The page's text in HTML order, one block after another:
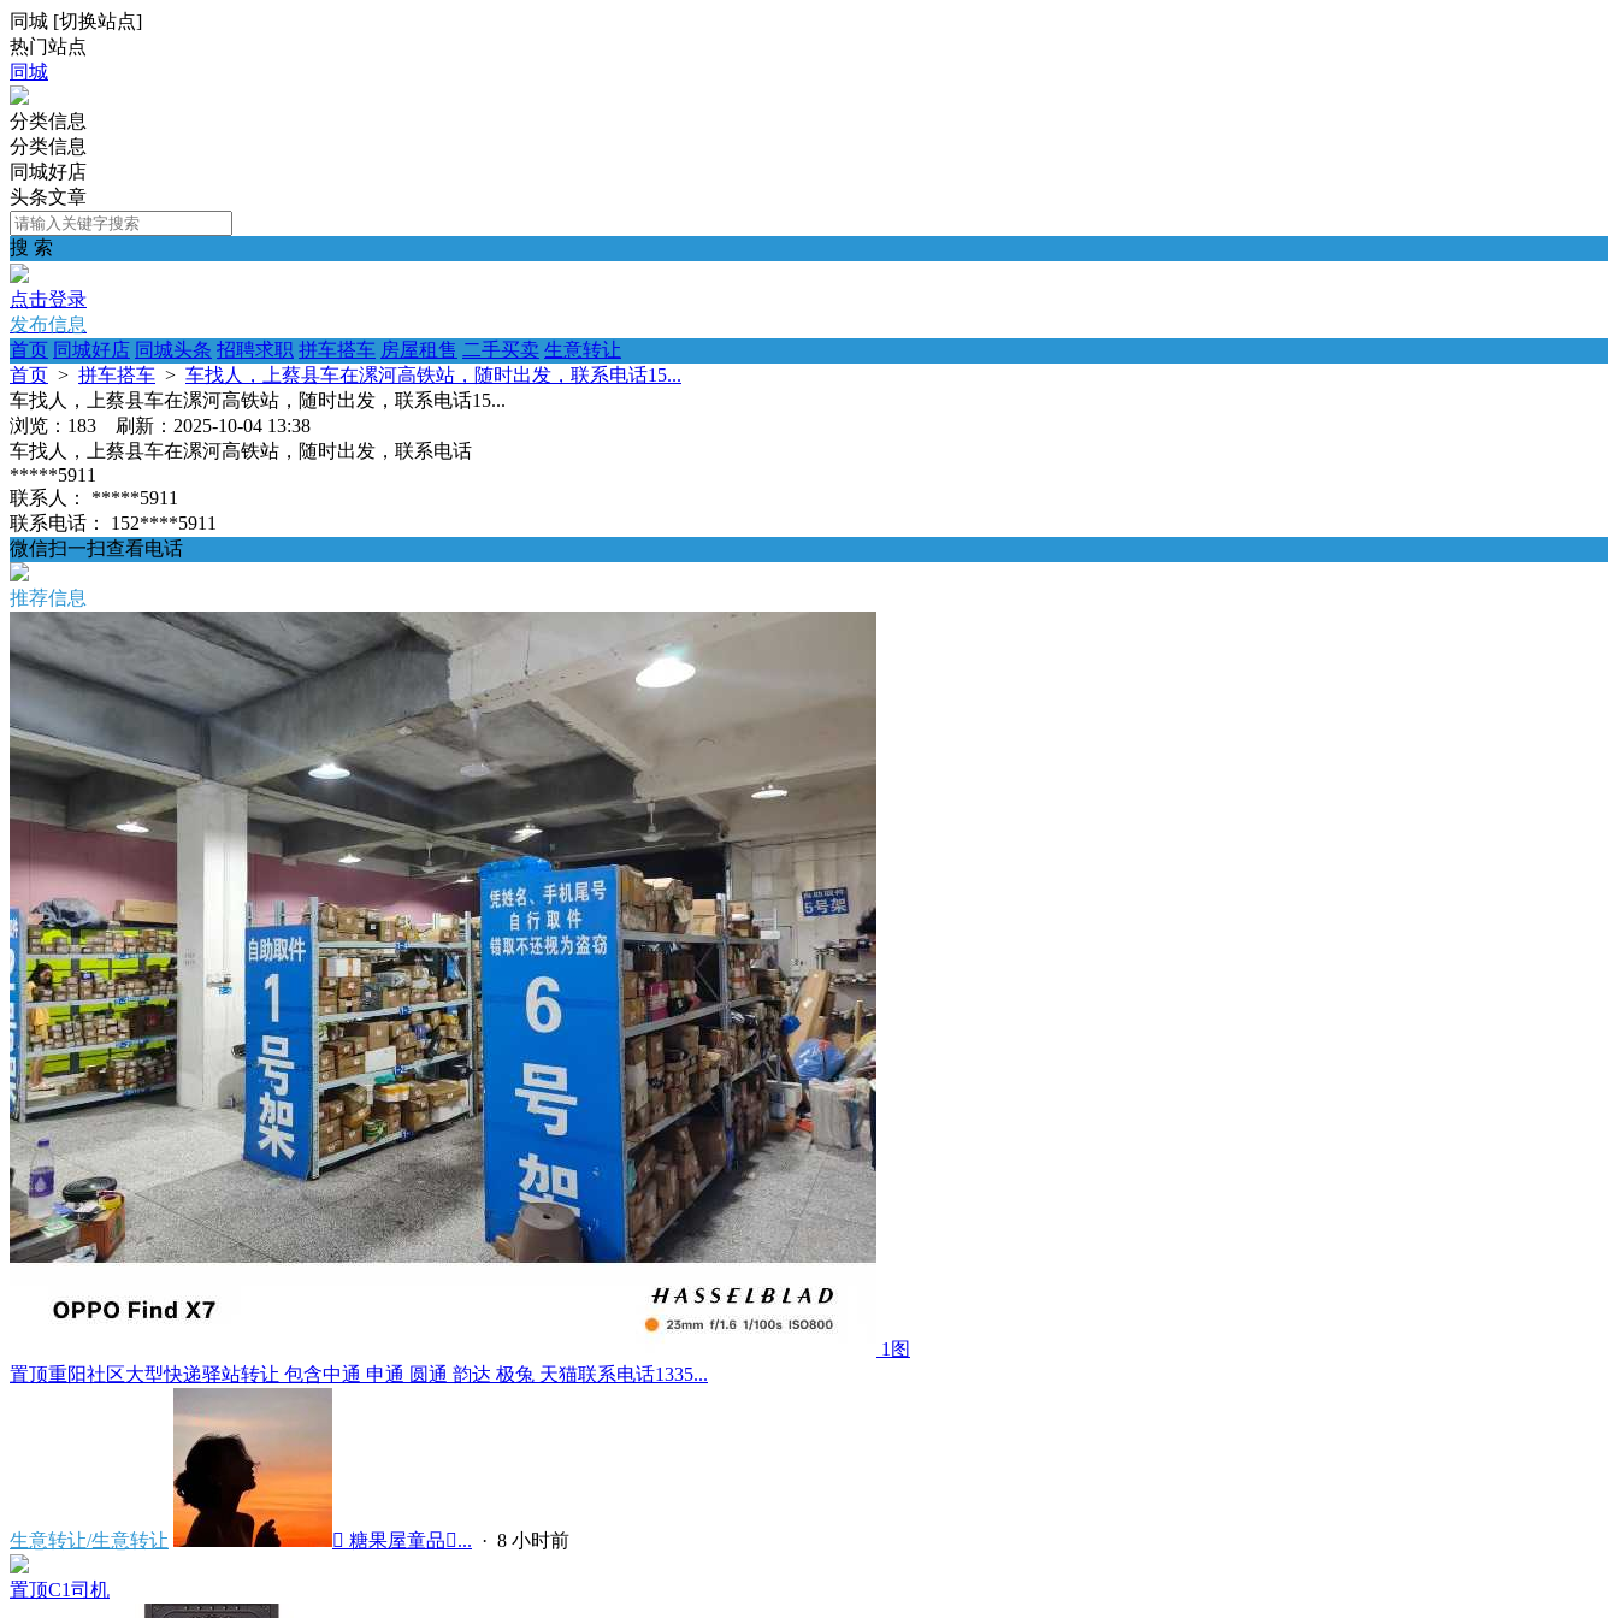
同城 [切换站点]
热门站点
同城
分类信息
分类信息
同城好店
头条文章
搜 索
点击登录
发布信息
首页 同城好店 同城头条 招聘求职 拼车搭车 房屋租售 二手买卖 生意转让
首页 > 拼车搭车 > 车找人，上蔡县车在漯河高铁站，随时出发，联系电话15...
车找人，上蔡县车在漯河高铁站，随时出发，联系电话15...
浏览：183 刷新：2025-10-04 13:38
车找人，上蔡县车在漯河高铁站，随时出发，联系电话
*****5911
联系人：
*****5911
联系电话：
152****5911
微信扫一扫查看电话
推荐信息
1图
置顶重阳社区大型快递驿站转让 包含中通 申通 圆通 韵达 极兔 天猫联系电话1335...
生意转让/生意转让  糖果屋童品... · 8 小时前
置顶C1司机